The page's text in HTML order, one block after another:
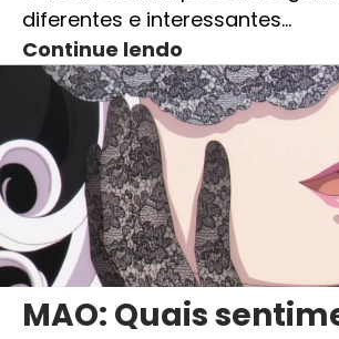
diferentes e interessantes…
Continue lendo
MAO: Quais